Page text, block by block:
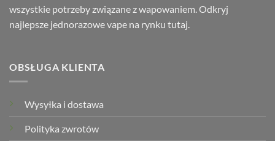
wszystkie potrzeby związane z wapowaniem. Odkryj
najlepsze jednorazowe vape na rynku tutaj.
OBSŁUGA KLIENTA
Wysyłka i dostawa
Polityka zwrotów